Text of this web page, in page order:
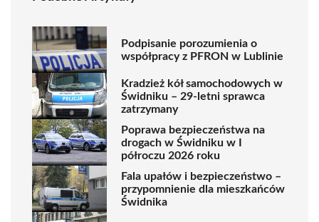
Podpisanie porozumienia o
współpracy z PFRON w Lublinie
Kradzież kół samochodowych w
Świdniku – 29-letni sprawca
zatrzymany
Poprawa bezpieczeństwa na
drogach w Świdniku w I
półroczu 2026 roku
Fala upałów i bezpieczeństwo –
przypomnienie dla mieszkańców
Świdnika